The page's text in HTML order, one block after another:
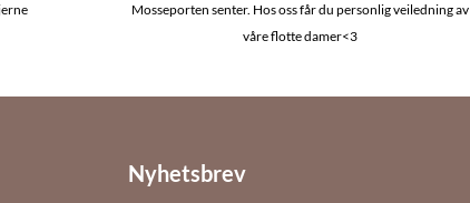
Mosseporten senter. Hos oss får du personlig veiledning av
våre flotte damer<3
Nyhetsbrev